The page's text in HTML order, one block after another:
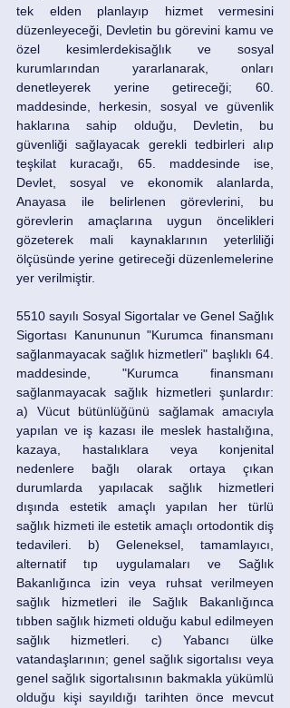
tek elden planlayıp hizmet vermesini
düzenleyeceği, Devletin bu görevini kamu ve
özel kesimlerdekisağlık ve sosyal
kurumlarından yararlanarak, onları
denetleyerek yerine getireceği; 60.
maddesinde, herkesin, sosyal ve güvenlik
haklarına sahip olduğu, Devletin, bu
güvenliği sağlayacak gerekli tedbirleri alıp
teşkilat kuracağı, 65. maddesinde ise,
Devlet, sosyal ve ekonomik alanlarda,
Anayasa ile belirlenen görevlerini, bu
görevlerin amaçlarına uygun öncelikleri
gözeterek mali kaynaklarının yeterliliği
ölçüsünde yerine getireceği düzenlemelerine
yer verilmiştir.
5510 sayılı Sosyal Sigortalar ve Genel Sağlık
Sigortası Kanununun "Kurumca finansmanı
sağlanmayacak sağlık hizmetleri" başlıklı 64.
maddesinde, "Kurumca finansmanı
sağlanmayacak sağlık hizmetleri şunlardır:
a) Vücut bütünlüğünü sağlamak amacıyla
yapılan ve iş kazası ile meslek hastalığına,
kazaya, hastalıklara veya konjenital
nedenlere bağlı olarak ortaya çıkan
durumlarda yapılacak sağlık hizmetleri
dışında estetik amaçlı yapılan her türlü
sağlık hizmeti ile estetik amaçlı ortodontik diş
tedavileri. b) Geleneksel, tamamlayıcı,
alternatif tıp uygulamaları ve Sağlık
Bakanlığınca izin veya ruhsat verilmeyen
sağlık hizmetleri ile Sağlık Bakanlığınca
tıbben sağlık hizmeti olduğu kabul edilmeyen
sağlık hizmetleri. c) Yabancı ülke
vatandaşlarının; genel sağlık sigortalısı veya
genel sağlık sigortalısının bakmakla yükümlü
olduğu kişi sayıldığı tarihten önce mevcut